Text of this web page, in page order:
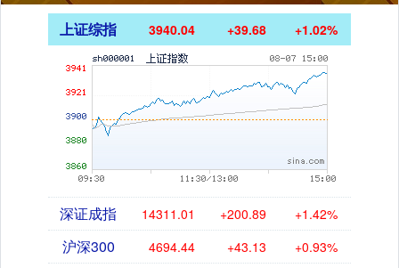
上证综指 3940.04 +39.68 +1.02%
深证成指 14311.01 +200.89 +1.42%
沪深300 4694.44 +43.13 +0.93%